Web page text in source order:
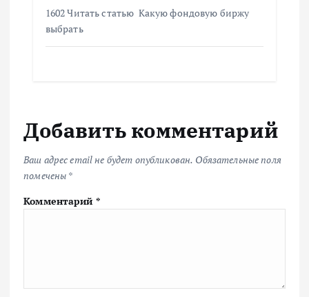
1602 Читать статью Какую фондовую биржу
выбрать
Добавить комментарий
Ваш адрес email не будет опубликован. Обязательные поля
помечены *
Комментарий *